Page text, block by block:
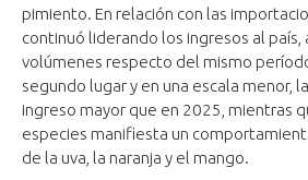
pimiento. En relación con las
continuó liderando los ingresos al país,
volúmenes respecto del mismo
segundo lugar y en una escala menor,
ingreso mayor que en 2025, mientras
especies manifiesta un
de la uva, la naranja y el mango.